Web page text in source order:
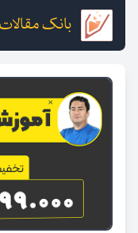
بانک مقالات